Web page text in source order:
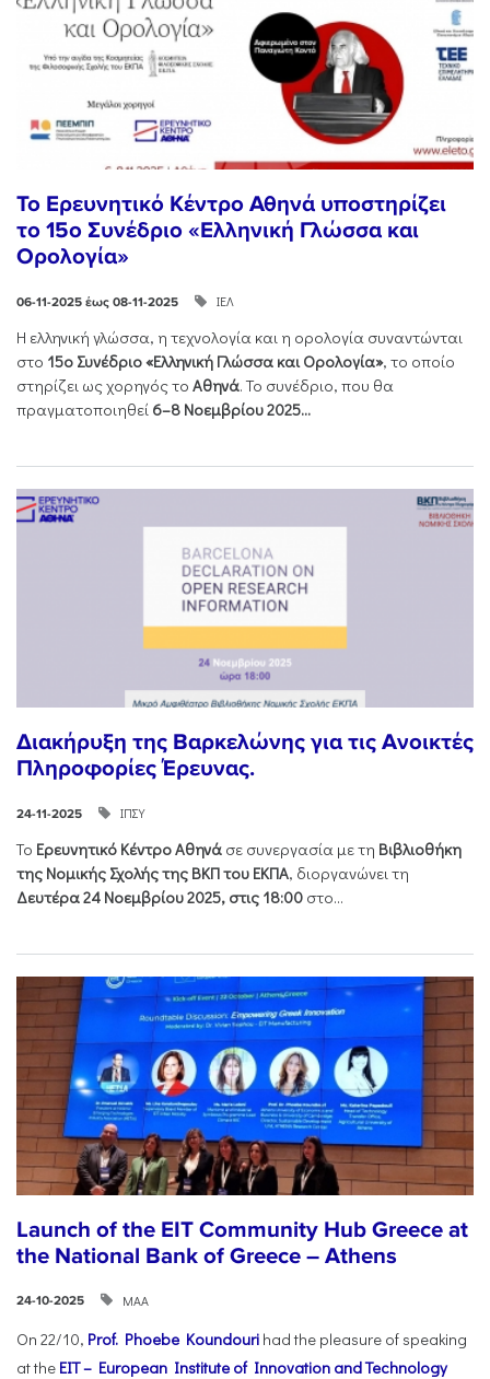
Το Ερευνητικό Κέντρο Αθηνά υποστηρίζει
το 15ο Συνέδριο «Ελληνική Γλώσσα και
Ορολογία»
06-11-2025 έως 08-11-2025 ΙΕΛ
Η ελληνική γλώσσα, η τεχνολογία και η ορολογία συναντώνται
στο 15ο Συνέδριο «Ελληνική Γλώσσα και Ορολογία», το οποίο
στηρίζει ως χορηγός το Αθηνά. Το συνέδριο, που θα
πραγματοποιηθεί 6–8 Νοεμβρίου 2025...
Διακήρυξη της Βαρκελώνης για τις Ανοικτές
Πληροφορίες Έρευνας.
24-11-2025 ΙΠΣΥ
Το Ερευνητικό Κέντρο Αθηνά σε συνεργασία με τη Βιβλιοθήκη
της Νομικής Σχολής της ΒΚΠ του ΕΚΠΑ, διοργανώνει τη
Δευτέρα 24 Νοεμβρίου 2025, στις 18:00 στο...
Launch of the EIT Community Hub Greece at
the National Bank of Greece – Athens
24-10-2025 ΜΑΑ
On 22/10, Prof. Phoebe Koundouri had the pleasure of speaking
at the EIT – European Institute of Innovation and Technology